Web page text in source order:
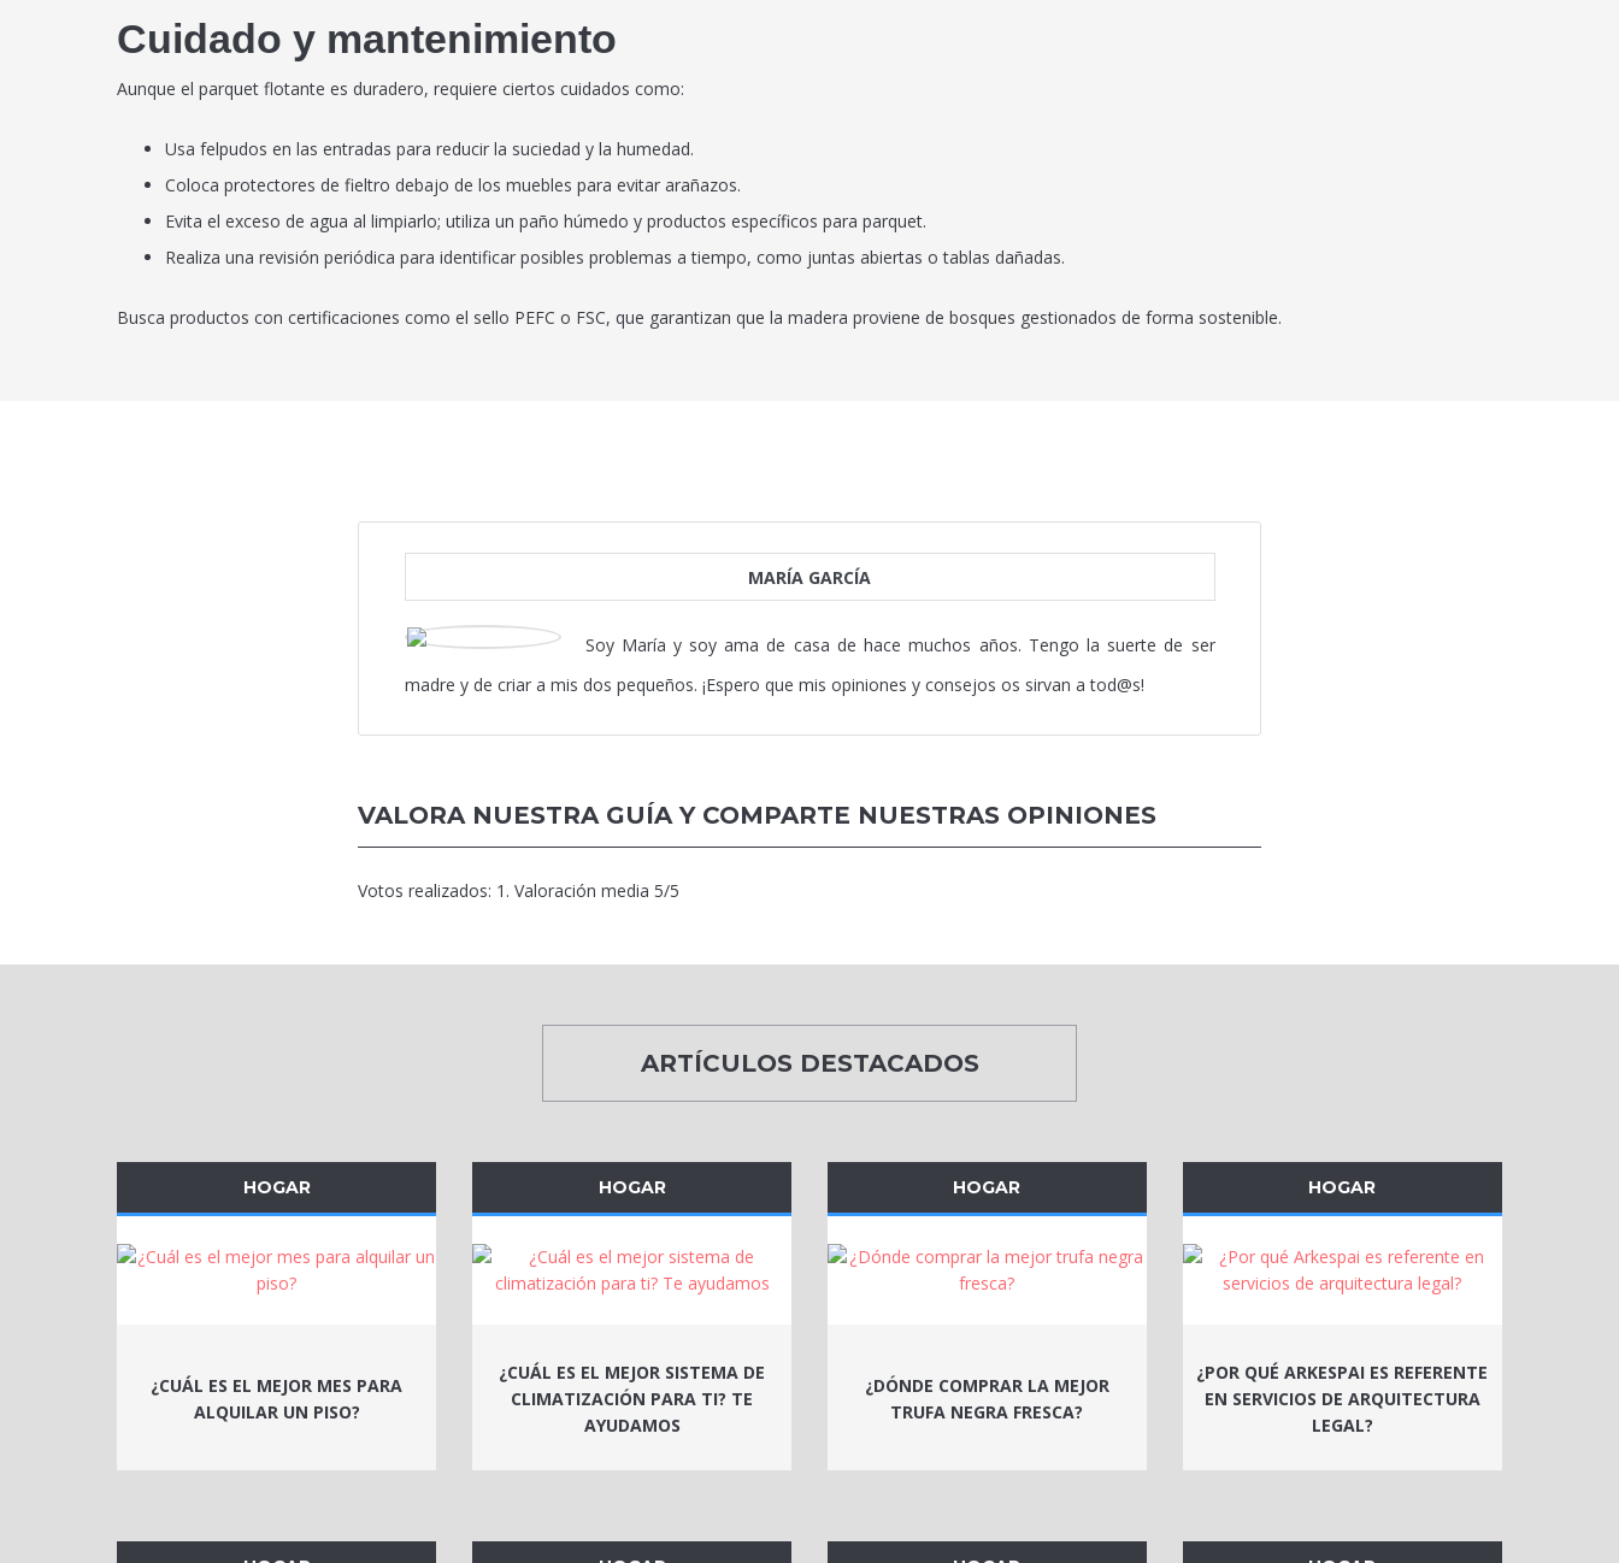
Cuidado y mantenimiento
Aunque el parquet flotante es duradero, requiere ciertos cuidados como:
Usa felpudos en las entradas para reducir la suciedad y la humedad.
Coloca protectores de fieltro debajo de los muebles para evitar arañazos.
Evita el exceso de agua al limpiarlo; utiliza un paño húmedo y productos específicos para parquet.
Realiza una revisión periódica para identificar posibles problemas a tiempo, como juntas abiertas o tablas dañadas.
Busca productos con certificaciones como el sello PEFC o FSC, que garantizan que la madera proviene de bosques gestionados de forma sostenible.
MARÍA GARCÍA
Soy María y soy ama de casa de hace muchos años. Tengo la suerte de ser
madre y de criar a mis dos pequeños. ¡Espero que mis opiniones y consejos os sirvan a tod@s!
VALORA NUESTRA GUÍA Y COMPARTE NUESTRAS OPINIONES
Votos realizados: 1 . Valoración media 5/5
ARTÍCULOS DESTACADOS
HOGAR
¿CUÁL ES EL MEJOR MES PARA
ALQUILAR UN PISO?
HOGAR
¿CUÁL ES EL MEJOR SISTEMA DE
CLIMATIZACIÓN PARA TI? TE
AYUDAMOS
HOGAR
¿DÓNDE COMPRAR LA MEJOR
TRUFA NEGRA FRESCA?
HOGAR
¿POR QUÉ ARKESPAI ES REFERENTE
EN SERVICIOS DE ARQUITECTURA
LEGAL?